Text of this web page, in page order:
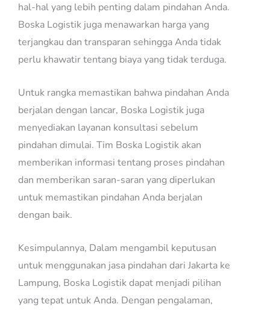
hal-hal yang lebih penting dalam pindahan Anda.
Boska Logistik juga menawarkan harga yang
terjangkau dan transparan sehingga Anda tidak
perlu khawatir tentang biaya yang tidak terduga.
Untuk rangka memastikan bahwa pindahan Anda
berjalan dengan lancar, Boska Logistik juga
menyediakan layanan konsultasi sebelum
pindahan dimulai. Tim Boska Logistik akan
memberikan informasi tentang proses pindahan
dan memberikan saran-saran yang diperlukan
untuk memastikan pindahan Anda berjalan
dengan baik.
Kesimpulannya, Dalam mengambil keputusan
untuk menggunakan jasa pindahan dari Jakarta ke
Lampung, Boska Logistik dapat menjadi pilihan
yang tepat untuk Anda. Dengan pengalaman,